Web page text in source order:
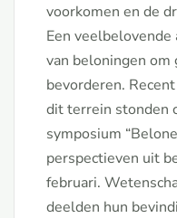
voorkomen en de
Een
van beloningen om
bevorderen.
dit terrein stonden
symposium
perspectieven uit
februari.
deelden hun